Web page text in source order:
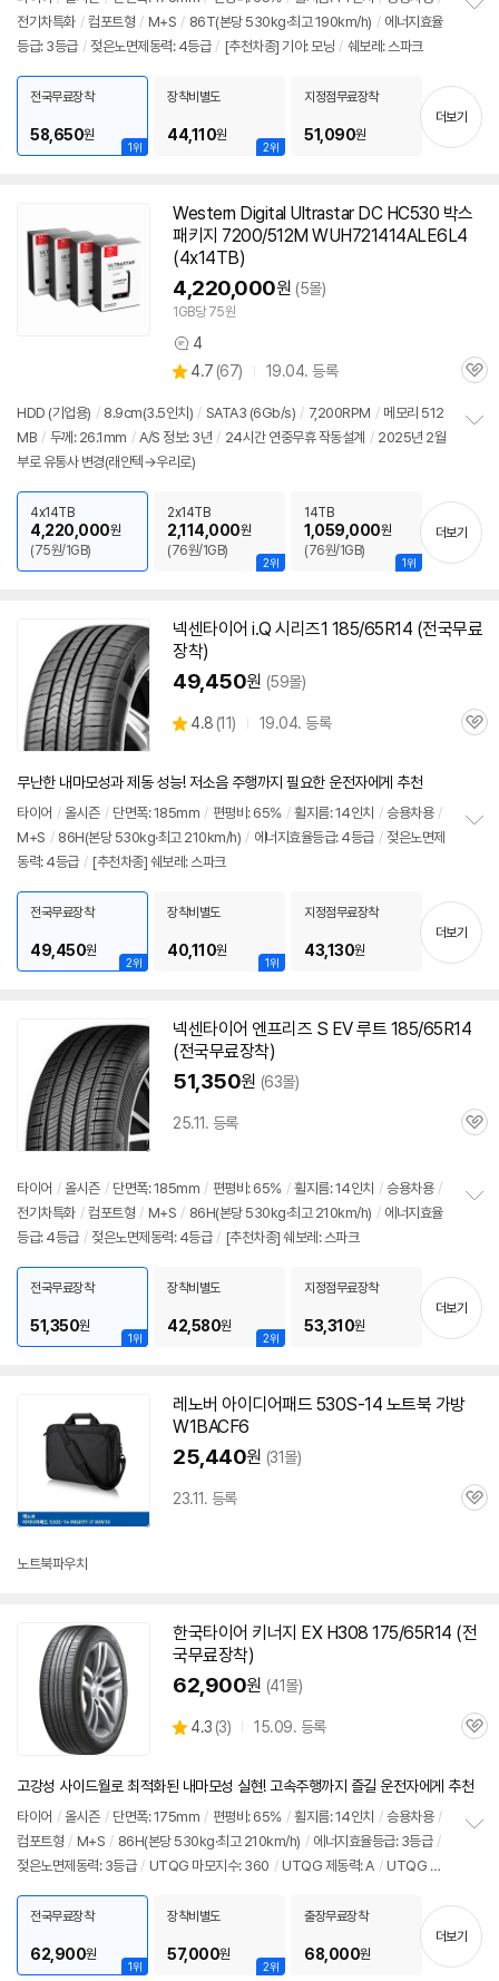
전기차특화 / 컴포트형 / M+S / 86T(본당 530kg·최고 190km/h) / 에너지효율
등급: 3등급 / 젖은노면제동력: 4등급 / [추천차종] 기아: 모닝 / 쉐보레: 스파크
기
1위
전국무료장착
58,650원
2위
장착비별도
44,110원
지정점무료장착
51,090원
더보기
Western Digital Ultrastar DC HC530 박스
패키지 7200/512M WUH721414ALE6L4
(4x14TB)
4,220,000원 (5몰)
1GB당 75원
상
품
견
4
별
점
4.7 (상
리
뷰
67) 19.04. 등록
관
HDD (기업용) / 8.9cm(3.5인치) / SATA3 (6Gb/s) / 7,200RPM / 메모리 512
MB / 두께: 26.1mm / A/S 정보: 3년 / 24시간 연중무휴 작동설계 / 2025년 2월
부로 유통사 변경(래안텍→우리로)
기
4x14TB
4,220,000원
(75원/1GB)
2위
2x14TB
2,114,000원
(76원/1GB)
1위
14TB
1,059,000원
(76원/1GB)
더보기
넥센타이어 i.Q 시리즈1 185/65R14 (전국무료
장착)
49,450원 (59몰)
별
4.8 (상
11) 19.04. 등록
관
무난한 내마모성과 제동 성능! 저소음 주행까지 필요한 운전자에게 추천
타이어 / 올시즌 / 단면폭: 185mm / 편평비: 65% / 휠지름: 14인치 / 승용차용 /
M+S / 86H(본당 530kg·최고 210km/h) / 에너지효율등급: 4등급 / 젖은노면제
동력: 4등급 / [추천차종] 쉐보레: 스파크
기
2위
전국무료장착
49,450원
1위
장착비별도
40,110원
지정점무료장착
43,130원
더보기
넥센타이어 엔프리즈 S EV 루트 185/65R14
(전국무료장착)
51,350원 (63몰)
25.11. 등록
관
타이어 / 올시즌 / 단면폭: 185mm / 편평비: 65% / 휠지름: 14인치 / 승용차용 /
전기차특화 / 컴포트형 / M+S / 86H(본당 530kg·최고 210km/h) / 에너지효율
등급: 4등급 / 젖은노면제동력: 4등급 / [추천차종] 쉐보레: 스파크
기
1위
전국무료장착
51,350원
2위
장착비별도
42,580원
지정점무료장착
53,310원
더보기
레노버 아이디어패드 530S-14 노트북 가방
W1BACF6
25,440원 (31몰)
23.11. 등록
관
노트북파우치
한국타이어 키너지 EX H308 175/65R14 (전
국무료장착)
62,900원 (41몰)
별
4.3 (상
3) 15.09. 등록
관
고강성 사이드월로 최적화된 내마모성 실현! 고속주행까지 즐길 운전자에게 추천
타이어 / 올시즌 / 단면폭: 175mm / 편평비: 65% / 휠지름: 14인치 / 승용차용 /
컴포트형 / M+S / 86H(본당 530kg·최고 210km/h) / 에너지효율등급: 3등급 /
젖은노면제동력: 3등급 / UTQG 마모지수: 360 / UTQG 제동력: A / UTQG 내
기
1위
전국무료장착
62,900원
2위
장착비별도
57,000원
출장무료장착
68,000원
더보기
세부정보 열기/접기